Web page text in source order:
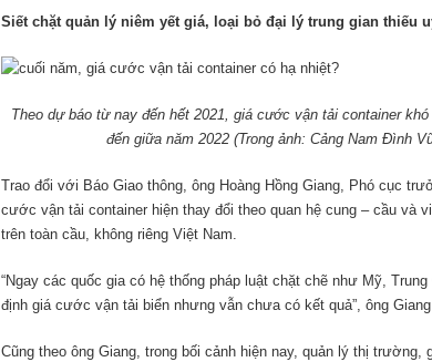
Siết chặt quản lý niêm yết giá, loại bỏ đại lý trung gian thiếu
Theo dự báo từ nay đến hết 2021, giá cước vận tải container
đến giữa năm 2022 (Trong ảnh: Cảng Nam Đình
Trao đổi với Báo Giao thông, ông Hoàng Hồng Giang, Phó cục
cước vận tải container hiện thay đổi theo quan hệ cung – cầu và
trên toàn cầu, không riêng Việt Nam.
“Ngay các quốc gia có hệ thống pháp luật chặt chẽ như Mỹ,
định giá cước vận tải biển nhưng vẫn chưa có kết quả”, ông
Cũng theo ông Giang, trong bối cảnh hiện nay, quản lý thị